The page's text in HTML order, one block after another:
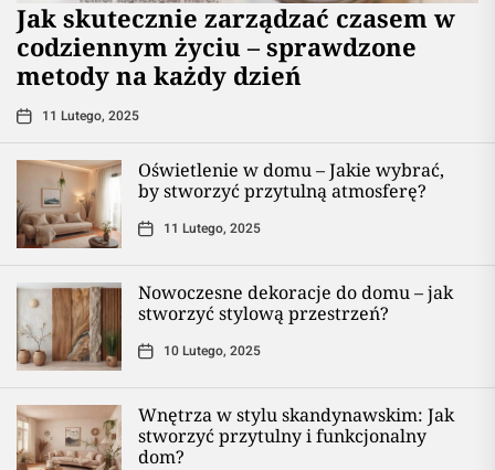
Jak skutecznie zarządzać czasem w
codziennym życiu – sprawdzone
metody na każdy dzień
11 Lutego, 2025
Oświetlenie w domu – Jakie wybrać,
by stworzyć przytulną atmosferę?
11 Lutego, 2025
Nowoczesne dekoracje do domu – jak
stworzyć stylową przestrzeń?
10 Lutego, 2025
Wnętrza w stylu skandynawskim: Jak
stworzyć przytulny i funkcjonalny
dom?